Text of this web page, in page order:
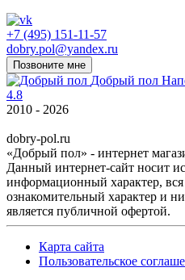
+7 (495) 151-11-57
dobry.pol@yandex.ru
Позвоните мне
Добрый пол
4.8
2010 - 2026
dobry-pol.ru
«Добрый пол» - интернет
Данный интернет-сайт носит
информационный характер,
ознакомительный характер и
является публичной офертой.
Карта сайта
Пользовательское